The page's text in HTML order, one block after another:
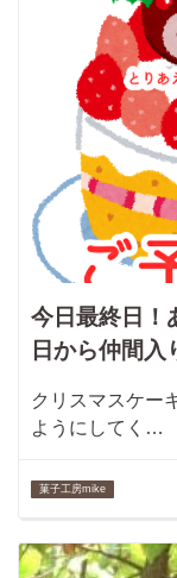
今日最終日！
日から仲間入
クリスマスケー
ようにしてく…
菓子工房mike